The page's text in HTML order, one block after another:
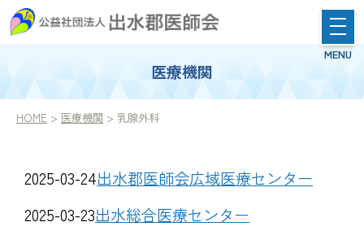
医療機関
HOME > 医療機関 > 乳腺外科
2025-03-24出水郡医師会広域医療センター
2025-03-23出水総合医療センター